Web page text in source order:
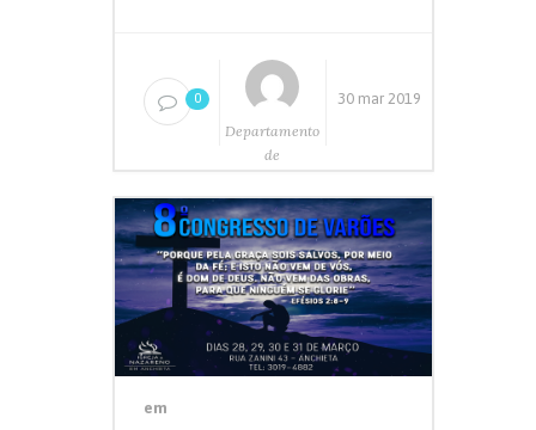
0
Departamento
de
30 mar 2019
em